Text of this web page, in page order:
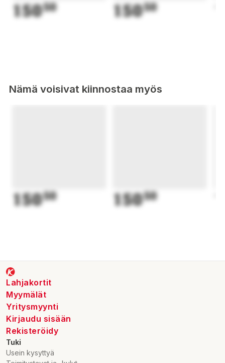
15050 15050
Nämä voisivat kiinnostaa myös
15050 15050
Lahjakortit
Myymälät
Yritysmyynti
Kirjaudu sisään
Rekisteröidy
Tuki
Usein kysyttyä